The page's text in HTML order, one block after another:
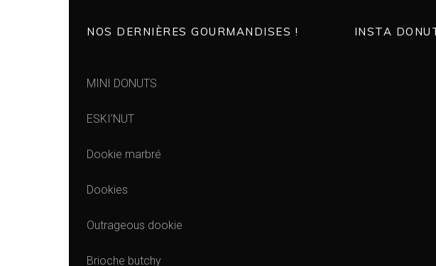
NOS DERNIÈRES GOURMANDISES !
MINI DONUTS
ESKI’NUT
Dookie marbré
Dookies
Outrageous dookie
Brioche butchy
INSTA